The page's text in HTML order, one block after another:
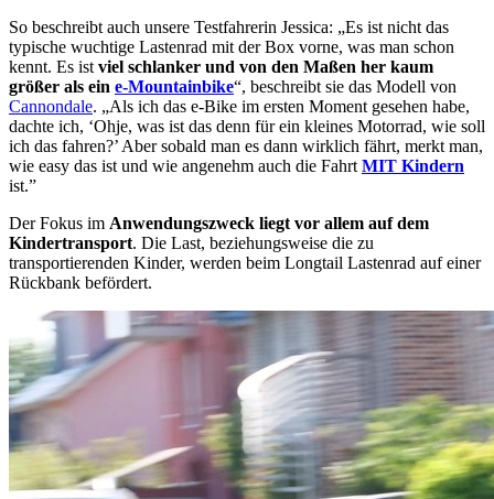
So beschreibt auch unsere Testfahrerin Jessica: „Es ist nicht das
typische wuchtige Lastenrad mit der Box vorne, was man schon
kennt. Es ist viel schlanker und von den Maßen her kaum
größer als ein e-Mountainbike“, beschreibt sie das Modell von
Cannondale. „Als ich das e-Bike im ersten Moment gesehen habe,
dachte ich, ‘Ohje, was ist das denn für ein kleines Motorrad, wie soll
ich das fahren?’ Aber sobald man es dann wirklich fährt, merkt man,
wie easy das ist und wie angenehm auch die Fahrt MIT Kindern
ist.”
Der Fokus im Anwendungszweck liegt vor allem auf dem
Kindertransport. Die Last, beziehungsweise die zu
transportierenden Kinder, werden beim Longtail Lastenrad auf einer
Rückbank befördert.